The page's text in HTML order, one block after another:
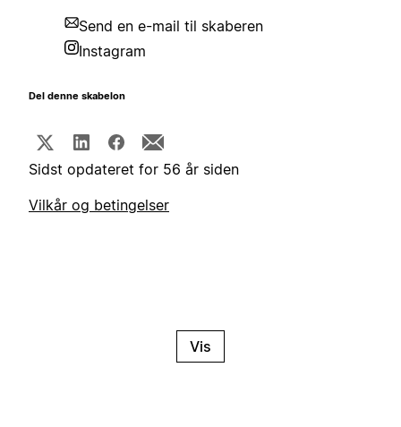
Send en e-mail til skaberen
Instagram
Del denne skabelon
Sidst opdateret for 56 år siden
Vilkår og betingelser
Vis